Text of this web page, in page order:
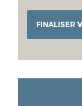
FINALISER